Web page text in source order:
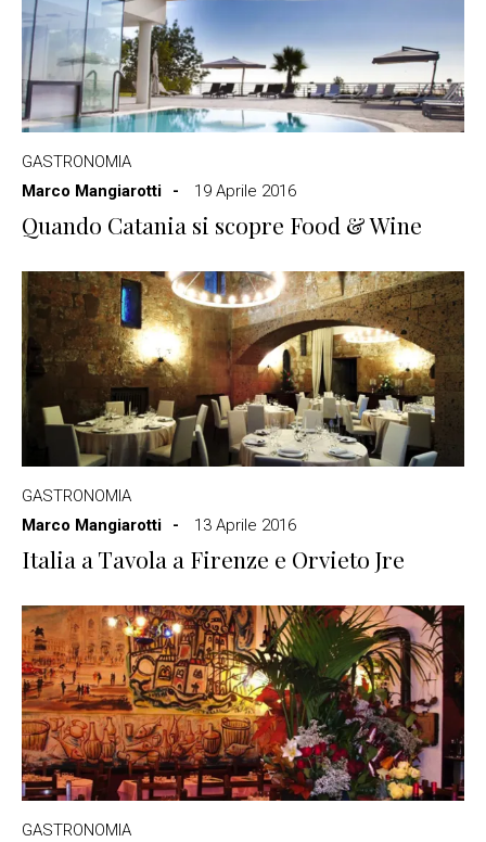
GASTRONOMIA
Marco Mangiarotti
19 Aprile 2016
Quando Catania si scopre Food & Wine
GASTRONOMIA
Marco Mangiarotti
13 Aprile 2016
Italia a Tavola a Firenze e Orvieto Jre
GASTRONOMIA